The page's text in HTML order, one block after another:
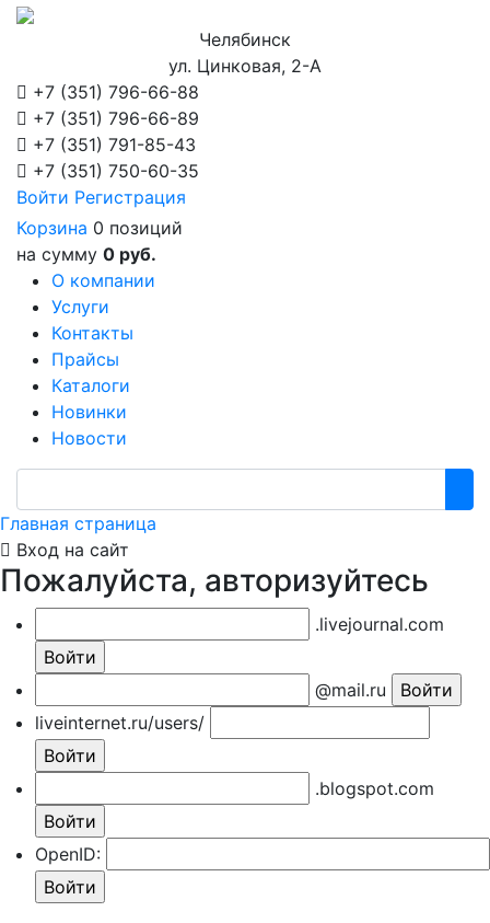
Челябинск
ул. Цинковая, 2-А
+7 (351) 796-66-88
+7 (351) 796-66-89
+7 (351) 791-85-43
+7 (351) 750-60-35
Войти Регистрация
Корзина 0 позиций
на сумму 0 руб.
О компании
Услуги
Контакты
Прайсы
Каталоги
Новинки
Новости
Главная страница
Вход на сайт
Пожалуйста, авторизуйтесь
.livejournal.com
@mail.ru
liveinternet.ru/users/
.blogspot.com
OpenID: